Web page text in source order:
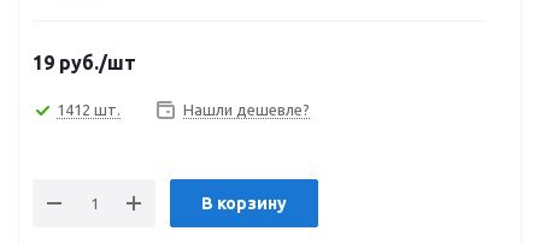
19 руб./шт
1412 шт. Нашли дешевле?
В корзину